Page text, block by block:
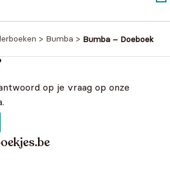
> Bumba > Bumba – Doeboek
op je vraag op onze